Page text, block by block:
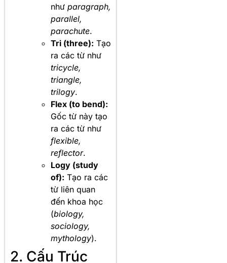
như paragraph,
parallel,
parachute.
Tri (three): Tạo
ra các từ như
tricycle,
triangle,
trilogy.
Flex (to bend):
Gốc từ này tạo
ra các từ như
flexible,
reflector.
Logy (study
of): Tạo ra các
từ liên quan
đến khoa học
(biology,
sociology,
mythology).
2. Cấu Trúc